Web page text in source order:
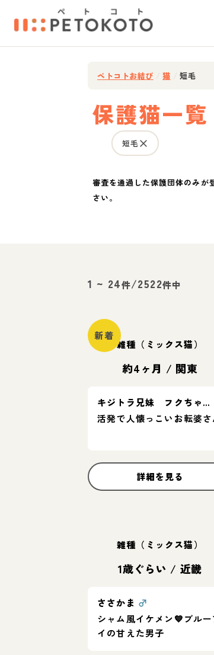
ペトコトお結び 猫 短毛
保護猫一覧
短毛
審査を通過した保護団体のみが
さい。
1 ~ 24件/2522件中
新着
雑種（ミックス猫）
約4ヶ月 / 関東
キジトラ兄妹 フクちゃん
活発で人懐っこいお転婆さ
詳細を見る
雑種（ミックス猫）
1歳ぐらい / 近畿
ささかま ♂
シャム風イケメン💙ブルー
イの甘えた男子